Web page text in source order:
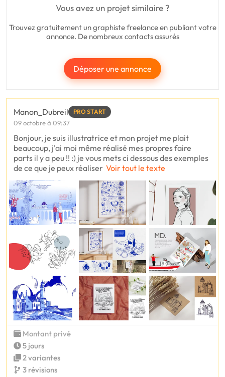
Vous avez un projet similaire ?
Trouvez gratuitement un graphiste freelance en publiant votre
annonce. De nombreux contacts assurés
Déposer une annonce
Manon_Dubreil PRO START
09 octobre à 09:37
Bonjour, je suis illustratrice et mon projet me plait
beaucoup, j'ai moi même réalisé mes propres faire
parts il y a peu !! :) je vous mets ci dessous des exemples
de ce que je peux réaliser Voir tout le texte
Montant privé
5 jours
2 variantes
3 révisions